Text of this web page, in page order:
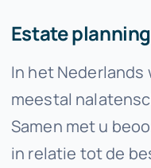
Estate planning
In het
meestal
Samen met u
in relatie tot de